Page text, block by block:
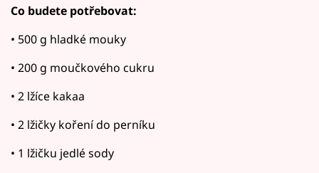
Co budete potřebovat:
• 500 g hladké mouky
• 200 g moučkového cukru
• 2 lžíce kakaa
• 2 lžičky koření do perníku
• 1 lžičku jedlé sody